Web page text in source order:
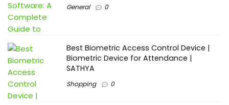
General 0
Best Biometric Access Control Device |
Biometric Device for Attendance |
SATHYA
Shopping 0